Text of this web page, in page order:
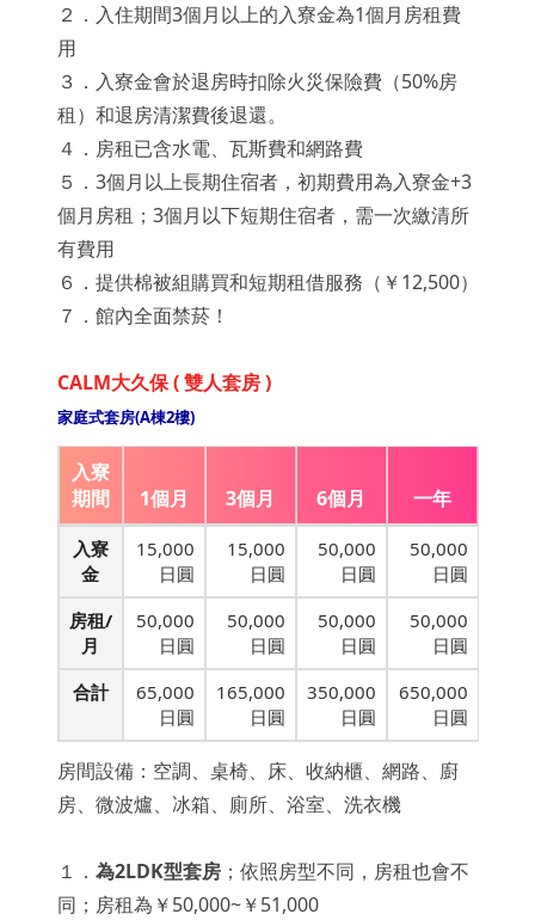
２．入住期間3個月以上的入寮金為1個月房租費
用
３．入寮金會於退房時扣除火災保險費（50%房
租）和退房清潔費後退還。
４．房租已含水電、瓦斯費和網路費
５．3個月以上長期住宿者，初期費用為入寮金+3
個月房租；3個月以下短期住宿者，需一次繳清所
有費用
６．提供棉被組購買和短期租借服務（￥12,500）
７．館內全面禁菸！
CALM大久保 ( 雙人套房 )
家庭式套房(A棟2樓)
入寮
期間
1個月 3個月 6個月 一年
入寮
金
15,000
日圓
15,000
日圓
50,000
日圓
50,000
日圓
房租/
月
50,000
日圓
50,000
日圓
50,000
日圓
50,000
日圓
合計
65,000
日圓
165,000
日圓
350,000
日圓
650,000
日圓
房間設備：空調、桌椅、床、收納櫃、網路、 廚
房、微波爐、冰箱、廁所、浴室、洗衣機
１． 為2LDK型套房；依照房型不同，房租也會不
同；房租為￥50,000~￥51,000